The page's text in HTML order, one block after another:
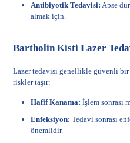
Antibiyotik Tedavisi: Apse
almak için.
Bartholin Kisti Lazer
Lazer tedavisi genellikle güvenli bir
riskler taşır:
Hafif Kanama: İşlem sonrası
Enfeksiyon: Tedavi sonrası
önemlidir.